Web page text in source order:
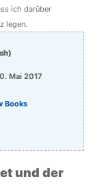
ich darüber
legen.
Mai 2017
Books
und der